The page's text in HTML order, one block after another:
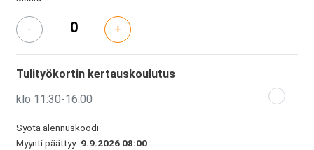
- +
Tulityökortin kertauskoulutus
klo 11:30-16:00
Syötä alennuskoodi
Myynti päättyy 9.9.2026 08:00